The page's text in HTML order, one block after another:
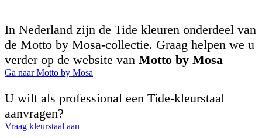
In Nederland zijn de Tide kleuren onderdeel van
de Motto by Mosa-collectie. Graag helpen we u
verder op de website van Motto by Mosa
Ga naar Motto by Mosa
U wilt als professional een Tide-kleurstaal
aanvragen?
Vraag kleurstaal aan